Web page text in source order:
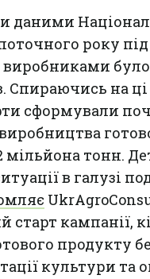
року
було
Спираючись на ці
сформували
мільйона тонн.
в галузі
кампанії,
продукту
культури та